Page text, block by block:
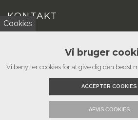
KONTAKT
Cookies
Vi bruger
Vi benytter cookies for at give dig den bedst
ACCEPTER COOKIES
AFVIS COOKIES